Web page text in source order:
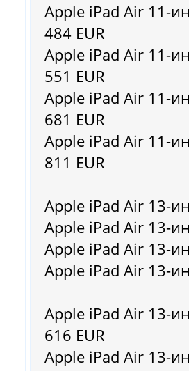
Apple iPad Air 11-
484 EUR
Apple iPad Air 11-
551 EUR
Apple iPad Air 11-
681 EUR
Apple iPad Air 11-
811 EUR
Apple iPad Air 13-
Apple iPad Air 13-
Apple iPad Air 13-
Apple iPad Air 13-
Apple iPad Air 13-
616 EUR
Apple iPad Air 13-